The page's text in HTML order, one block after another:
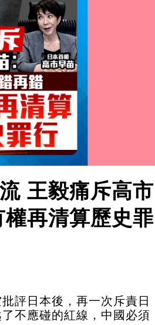
王毅痛斥高市
再清算歷史罪
評日本後，再一次斥責日
不應碰的紅線，中國必須